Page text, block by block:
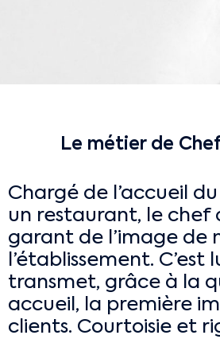
Le métier de
Chargé de l’accueil
un restaurant, le chef
garant de l’image de
l’établissement. C’est
transmet, grâce à la
accueil, la première
clients. Courtoisie et